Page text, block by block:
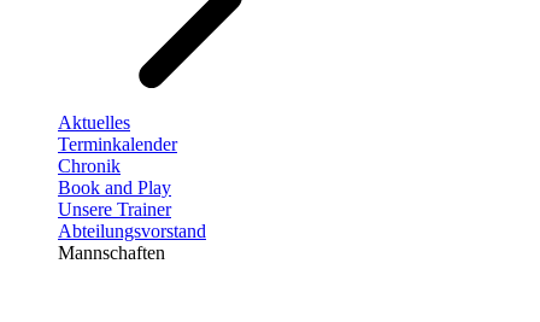
Aktuelles
Terminkalender
Chronik
Book and Play
Unsere Trainer
Abteilungsvorstand
Mannschaften